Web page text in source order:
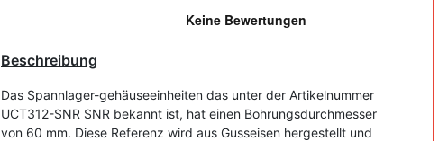
Beschreibung
Das Spannlager-gehäuseeinheiten das unter der Artikelnummer
UCT312-SNR SNR bekannt ist, hat einen Bohrungsdurchmesser
von 60 mm. Diese Referenz wird aus Gusseisen hergestellt und